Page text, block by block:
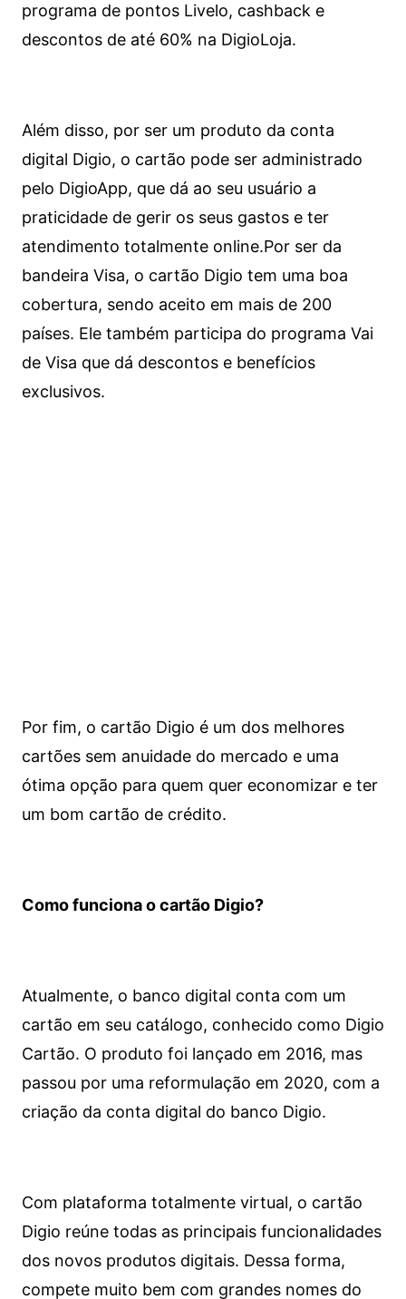
programa de pontos Livelo, cashback e
descontos de até 60% na DigioLoja.
Além disso, por ser um produto da conta
digital Digio, o cartão pode ser administrado
pelo DigioApp, que dá ao seu usuário a
praticidade de gerir os seus gastos e ter
atendimento totalmente online.Por ser da
bandeira Visa, o cartão Digio tem uma boa
cobertura, sendo aceito em mais de 200
países. Ele também participa do programa Vai
de Visa que dá descontos e benefícios
exclusivos.
Por fim, o cartão Digio é um dos melhores
cartões sem anuidade do mercado e uma
ótima opção para quem quer economizar e ter
um bom cartão de crédito.
Como funciona o cartão Digio?
Atualmente, o banco digital conta com um
cartão em seu catálogo, conhecido como Digio
Cartão. O produto foi lançado em 2016, mas
passou por uma reformulação em 2020, com a
criação da conta digital do banco Digio.
Com plataforma totalmente virtual, o cartão
Digio reúne todas as principais funcionalidades
dos novos produtos digitais. Dessa forma,
compete muito bem com grandes nomes do